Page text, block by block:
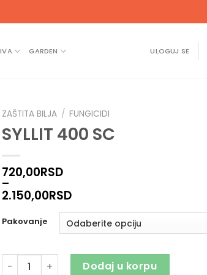
GARDEN ULOGUJ SE
ZAŠTITA BILJA / FUNGICIDI
SYLLIT 400 SC
720,00RSD
–
2.150,00RSD
Pakovanje
SYLLIT 400 SC količinaDodaj u korpu